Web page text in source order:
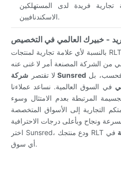
فريدة لدى المستهلكين
الاسكندنافيين.
- خبيرك العالمي في التخصيص
بالنسبة لأي علامة تجارية لمنتجات RLT تهدف إلى التوسع العالمي، فإن
لا تقتصر شركة Sunsred بل
في السوق العالمية. نساعد عملاءنا
المرتبطة بعدم الامتثال وسوء
التجارية إلى الأسواق المتخصصة
اختر Sunsred، ودع منتجك RLT في
أي سوق.